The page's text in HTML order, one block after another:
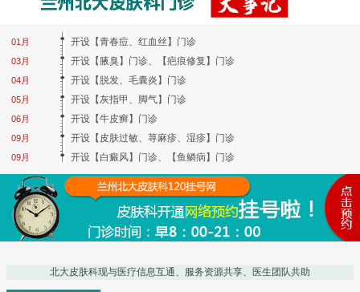
01月
03月
04月
05月
06月
09月
09月
开设【青春痘、红血丝】门诊
开设【腋臭】门诊、【疤痕修复】门诊
开设【脱发、毛囊炎】门诊
开设【灰指甲、脚气】门诊
开设【牛皮癣】门诊
开设【皮肤过敏、荨麻疹、湿疹】门诊
开设【白癜风】门诊、【鱼鳞病】门诊
北大皮肤科现与医疗信息互通、服务资源共享、医生团队共助